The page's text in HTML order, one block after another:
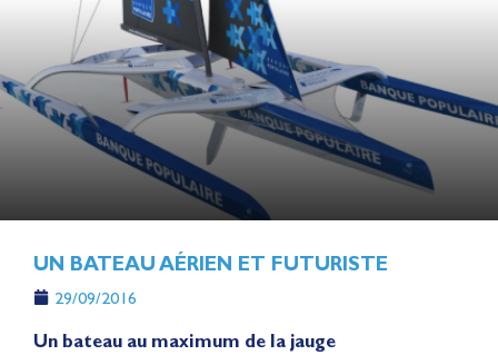
UN BATEAU AÉRIEN ET FUTURISTE
29/09/2016
Un bateau au maximum de la jauge